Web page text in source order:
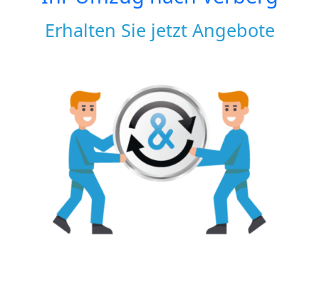
Erhalten Sie jetzt Angebote